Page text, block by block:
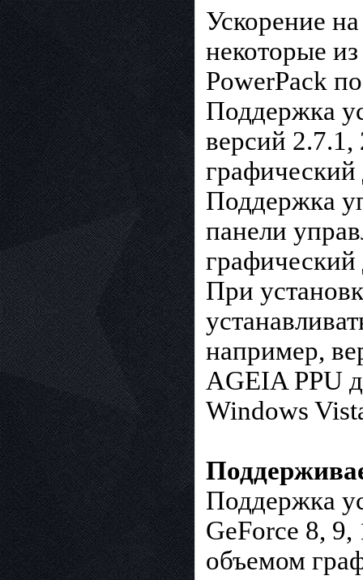
Ускорение
некоторые
PowerPack
Поддержка
версий 2.7.1,
графический
Поддержка
панели
графический
При
например,
AGEIA PPU
Windows
Поддержка
GeForce 8,
объемом